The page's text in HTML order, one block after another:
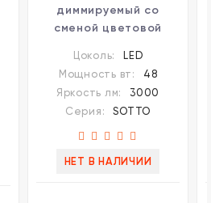
диммируемый со
сменой цветовой
ДУ/прилож. Smart Life)
LED 48W 3000-6000К
Novotech SOTTO
359442
Цоколь:
LED
Мощность вт:
48
Яркость лм:
3000
Серия:
SOTTO
НЕТ В НАЛИЧИИ